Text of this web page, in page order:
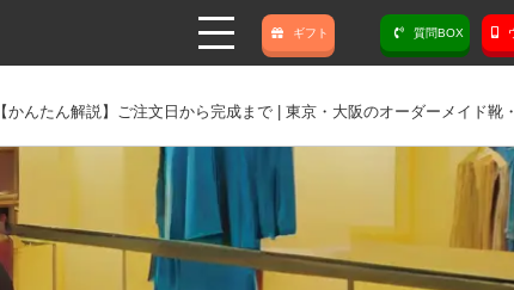
ギフト 質問BOX
【かんたん解説】ご注文日から完成まで | 東京・大阪のオーダーメイド